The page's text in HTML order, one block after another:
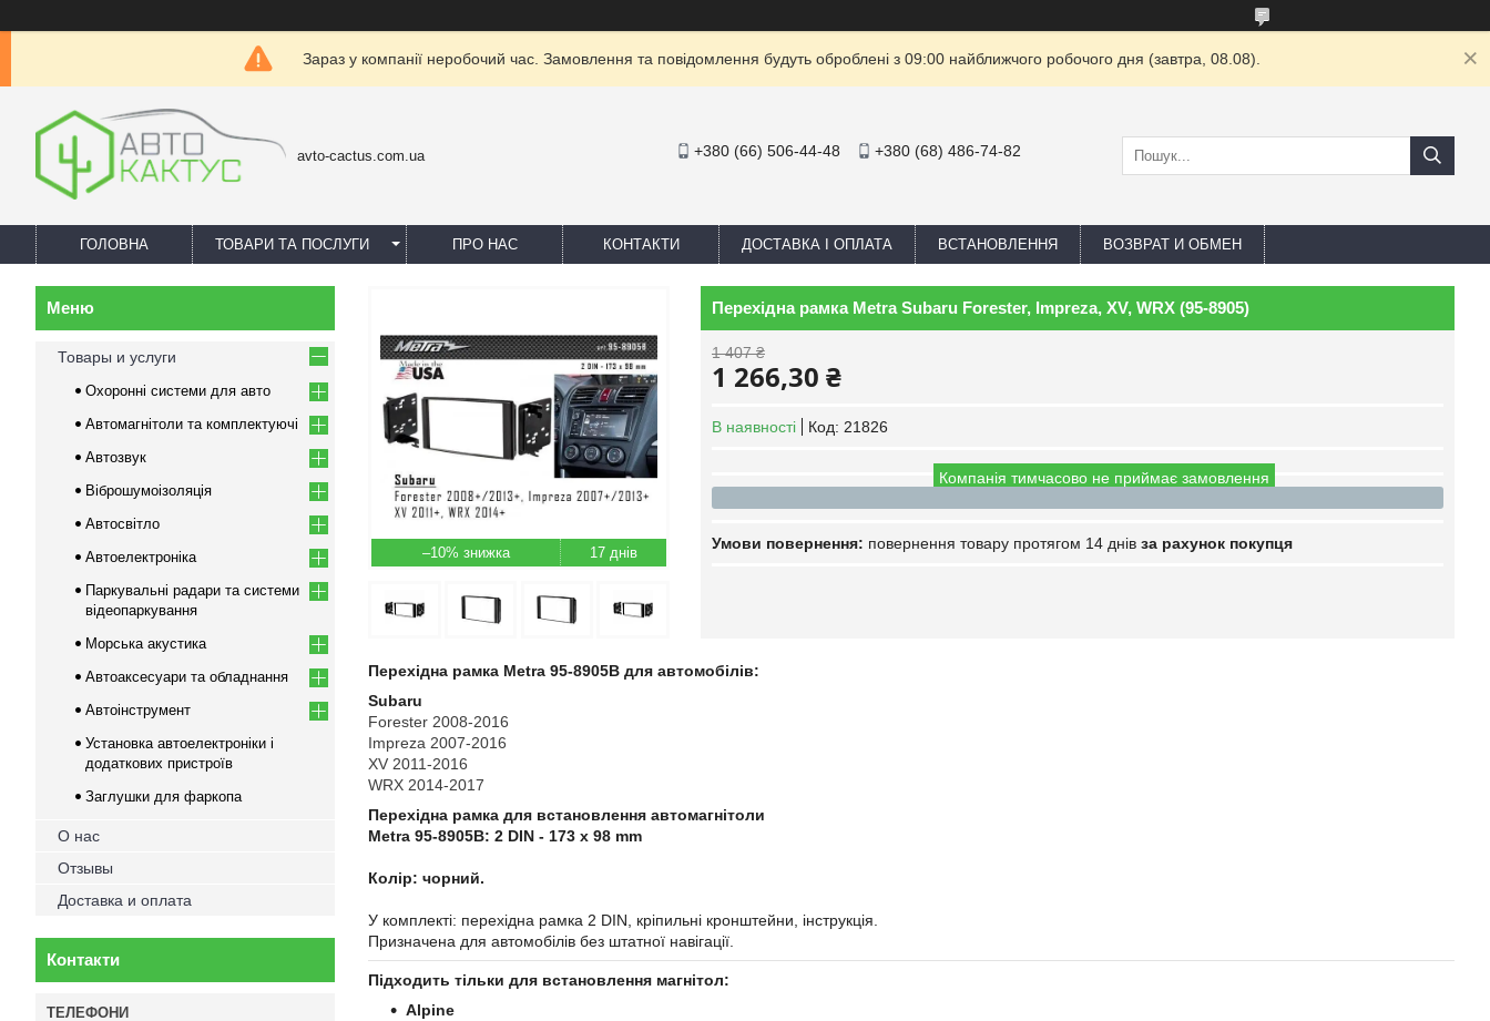
Зараз у компанії неробочий час. Замовлення та повідомлення будуть оброблені з 09:00 найближчого робочого дня (завтра, 08.08).
avto-cactus.com.ua +380 (66) 506-44-48 +380 (68) 486-74-82
ГОЛОВНА ТОВАРИ ТА ПОСЛУГИ ПРО НАС КОНТАКТИ ДОСТАВКА І ОПЛАТА ВСТАНОВЛЕННЯ ВОЗВРАТ И ОБМЕН
–10% 17 днів
Перехідна рамка Metra Subaru Forester, Impreza, XV, WRX (95-8905)
1 407 ₴
1 266,30 ₴
В наявності Код: 21826
Компанія тимчасово не приймає замовлення
повернення товару протягом 14 днів за рахунок покупця
Перехідна рамка Metra 95-8905B для автомобілів:
Subaru
Forester 2008-2016
Impreza 2007-2016
XV 2011-2016
WRX 2014-2017
Перехідна рамка для встановлення автомагнітоли
Metra 95-8905B: 2 DIN - 173 x 98 mm
Колір: чорний.
У комплекті: перехідна рамка 2 DIN, кріпильні кронштейни, інструкція.
Призначена для автомобілів без штатної навігації.
Підходить тільки для встановлення магнітол:
Alpine
Товары и услуги
Охоронні системи для авто
Автомагнітоли та комплектуючі
Автозвук
Віброшумоізоляція
Автосвітло
Автоелектроніка
Паркувальні радари та системи
відеопаркування
Морська акустика
Автоаксесуари та обладнання
Автоінструмент
Установка автоелектроніки і
додаткових пристроїв
Заглушки для фаркопа
О нас
Отзывы
Доставка и оплата
Контакти